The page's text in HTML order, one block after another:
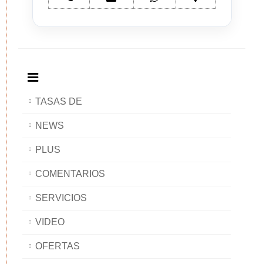
Bed
mail
Bed
Bed
TASAS DE
NEWS
PLUS
COMENTARIOS
SERVICIOS
VIDEO
OFERTAS